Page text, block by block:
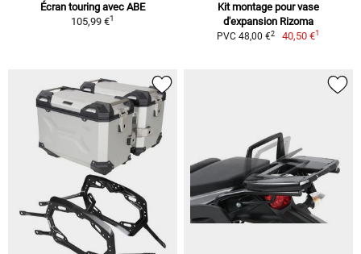
Écran touring avec ABE
105,99 €1
Kit montage pour vase
d'expansion Rizoma
PVC 48,00 €2 40,50 €1